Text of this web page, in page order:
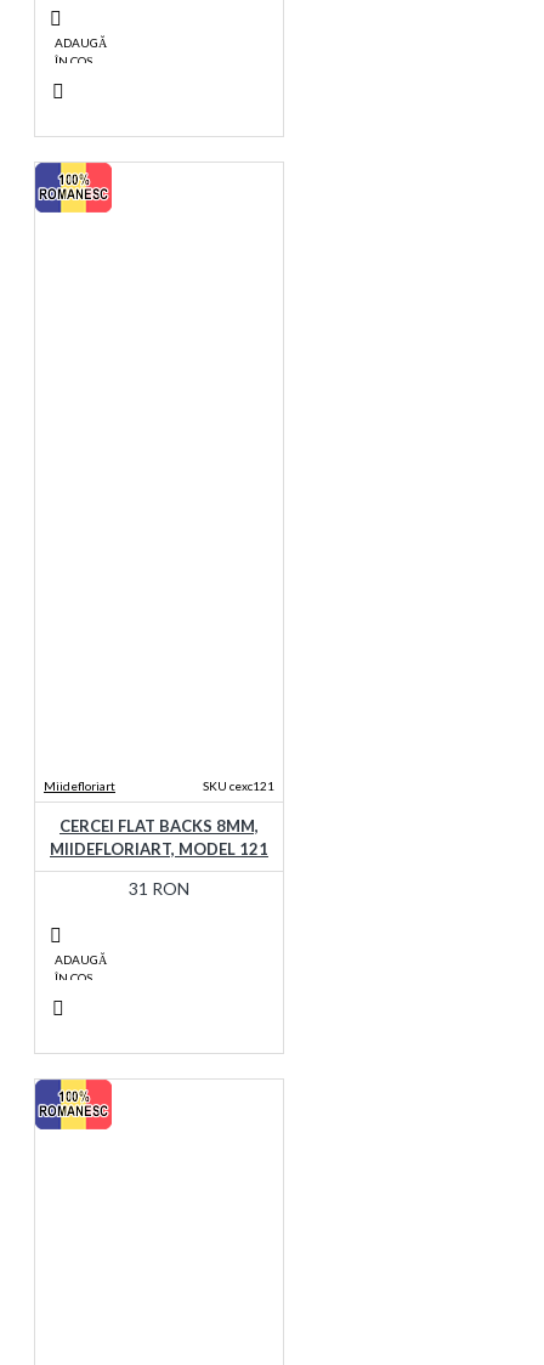
ADAUGĂ
ÎN COŞ
Miidefloriart SKU cexc121
CERCEI FLAT BACKS 8MM,
MIIDEFLORIART, MODEL 121
31 RON
ADAUGĂ
ÎN COŞ